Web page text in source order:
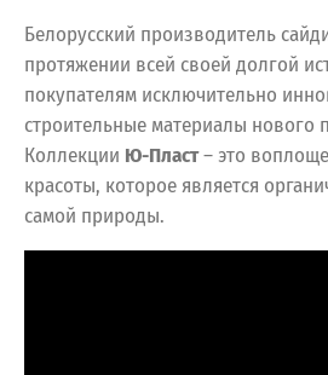
Белорусский производитель
протяжении всей своей долгой
покупателям исключительно
строительные материалы нового
Коллекции Ю-Пласт– это
красоты, которое является
самой природы.